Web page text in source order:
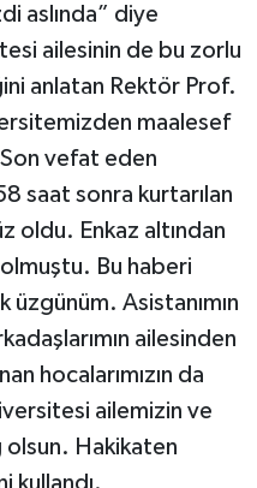
aslında” diye
ailesinin de bu zorlu
anlatan Rektör Prof.
maalesef
vefat eden
saat sonra kurtarılan
oldu. Enkaz altından
Bu haberi
üzgünüm. Asistanımın
ailesinden
hocalarımızın da
ailemizin ve
olsun. Hakikaten
kullandı.